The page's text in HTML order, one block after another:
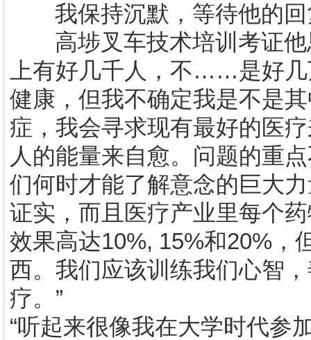
我保持沉默，等待他的
高埗叉车技术培训 考证
上有好几千人，不……是好
健康，但我不确定我是不是
症，我会寻求现有最好的医
人的能量来自愈。问题的重
们何时才能了解意念的巨大
证实，而且医疗产业里每个
效果高达10%, 15%和20% ，
西。我们应该训练我们心智
疗。”
“听起来很像我在大学时代参